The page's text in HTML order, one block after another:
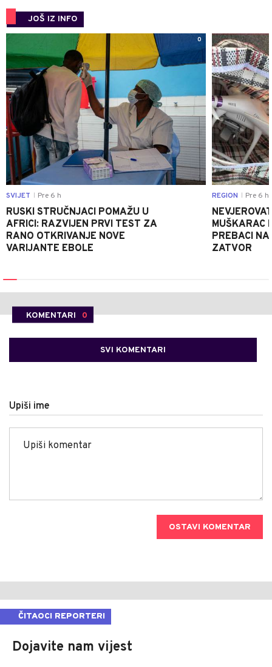
JOŠ IZ INFO
0
SVIJET Pre 6 h
RUSKI STRUČNJACI POMAŽU U
AFRICI: RAZVIJEN PRVI TEST ZA
RANO OTKRIVANJE NOVE
VARIJANTE EBOLE
REGION Pre 6 h
MUŠKARAC
PREBACI
ZATVOR
KOMENTARI 0
SVI KOMENTARI
Upiši ime
OSTAVI KOMENTAR
ČITAOCI REPORTERI
Dojavite nam vijest